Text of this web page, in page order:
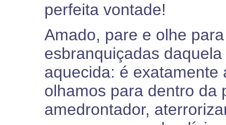
perfeita vontade!
Amado, pare e olhe
esbranquiçadas
aquecida: é
olhamos para dentro da
amedrontador,